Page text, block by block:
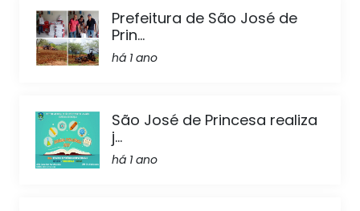
Prefeitura de São José de
Prin...
há 1 ano
São José de Princesa realiza
j...
há 1 ano